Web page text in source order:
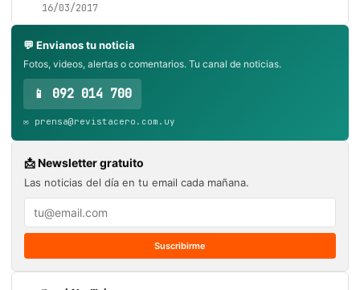
16/03/2017
💬 Envianos tu noticia
Fotos, videos, alertas o comentarios. Tu canal de noticias.
📱 092 014 700
✉️ prensa@revistacero.com.uy
📩 Newsletter gratuito
Las noticias del día en tu email cada mañana.
Suscribirme